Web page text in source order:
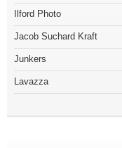
Ilford Photo
Jacob Suchard Kraft
Junkers
Lavazza